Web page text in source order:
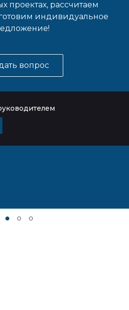
проектах, рассчитаем
индивидуальное
вопрос